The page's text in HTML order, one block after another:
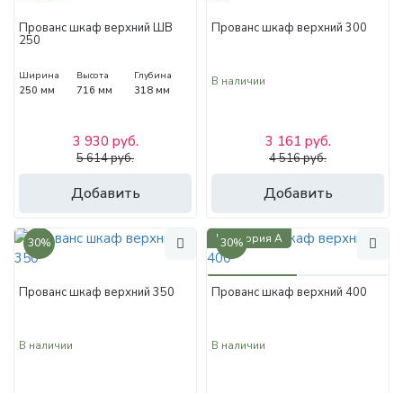
Прованс шкаф верхний ШВ
250
Ширина
250 мм
Высота
716 мм
Глубина
318 мм
Добавить
3 930 руб.
5 614 руб.
Прованс шкаф верхний 300
В наличии
Добавить
3 161 руб.
4 516 руб.
30%
Прованс шкаф верхний 350
В наличии
Категория А
30%
Прованс шкаф верхний 400
В наличии